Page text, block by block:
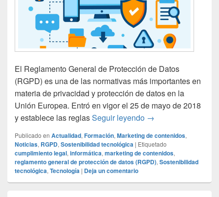
El Reglamento General de Protección de Datos
(RGPD) es una de las normativas más importantes en
materia de privacidad y protección de datos en la
Unión Europea. Entró en vigor el 25 de mayo de 2018
y establece las reglasSeguir leyendo ¿Qué es el RGPD
→
Publicado en Actualidad, Formación, Marketing de contenidos,
Noticias, RGPD, Sostenibilidad tecnológica | Etiquetado
cumplimiento legal, informática, marketing de contenidos,
reglamento general de protección de datos (RGPD), Sostenibilidad
tecnológica, Tecnología | Deja un comentario